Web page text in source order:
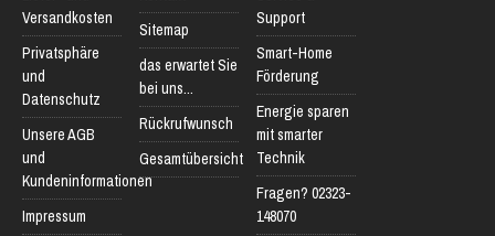
Versandkosten
Privatsphäre
und
Datenschutz
Unsere AGB
und
Kundeninformationen
Impressum
Sitemap
das erwartet Sie
bei uns...
Rückrufwunsch
Gesamtübersicht
Support
Smart-Home
Förderung
Energie sparen
mit smarter
Technik
Fragen? 02323-
148070